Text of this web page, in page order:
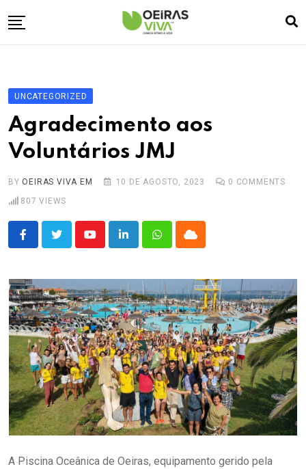
to
Oeiras Marina
Cultura 🎭
Turismo ✈️
Atividades 💬
UNCATEGORIZED
Agradecimento aos
Voluntários JMJ
BY OEIRAS VIVA EM 10 DE AGOSTO, 2023 0 COMMENTS
807 VIEWS
YoutubeLinkedInWhatsappCloud
A Piscina Oceânica de Oeiras, equipamento gerido pela